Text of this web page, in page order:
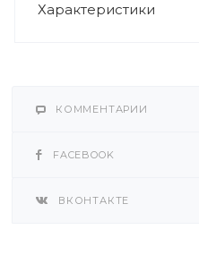
Характеристики
КОММЕНТАРИИ
FACEBOOK
ВКОНТАКТЕ